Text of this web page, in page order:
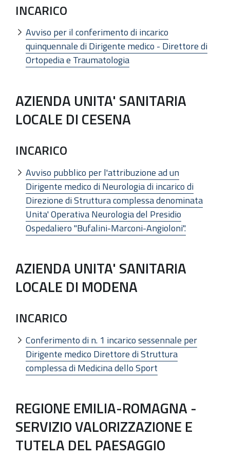
INCARICO
Avviso per il conferimento di incarico
quinquennale di Dirigente medico - Direttore di
Ortopedia e Traumatologia
AZIENDA UNITA' SANITARIA
LOCALE DI CESENA
INCARICO
Avviso pubblico per l'attribuzione ad un
Dirigente medico di Neurologia di incarico di
Direzione di Struttura complessa denominata
Unita' Operativa Neurologia del Presidio
Ospedaliero "Bufalini-Marconi-Angioloni".
AZIENDA UNITA' SANITARIA
LOCALE DI MODENA
INCARICO
Conferimento di n. 1 incarico sessennale per
Dirigente medico Direttore di Struttura
complessa di Medicina dello Sport
REGIONE EMILIA-ROMAGNA -
SERVIZIO VALORIZZAZIONE E
TUTELA DEL PAESAGGIO